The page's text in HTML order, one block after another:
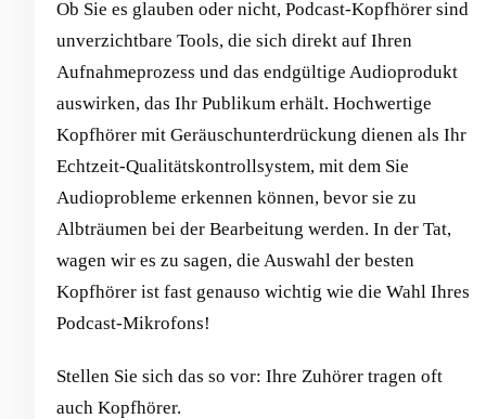
Ob Sie es glauben oder nicht, Podcast-Kopfhörer sind
unverzichtbare Tools, die sich direkt auf Ihren
Aufnahmeprozess und das endgültige Audioprodukt
auswirken, das Ihr Publikum erhält. Hochwertige
Kopfhörer mit Geräuschunterdrückung dienen als Ihr
Echtzeit-Qualitätskontrollsystem, mit dem Sie
Audioprobleme erkennen können, bevor sie zu
Albträumen bei der Bearbeitung werden. In der Tat,
wagen wir es zu sagen, die Auswahl der besten
Kopfhörer ist fast genauso wichtig wie die Wahl Ihres
Podcast-Mikrofons!
Stellen Sie sich das so vor: Ihre Zuhörer tragen oft
auch Kopfhörer.